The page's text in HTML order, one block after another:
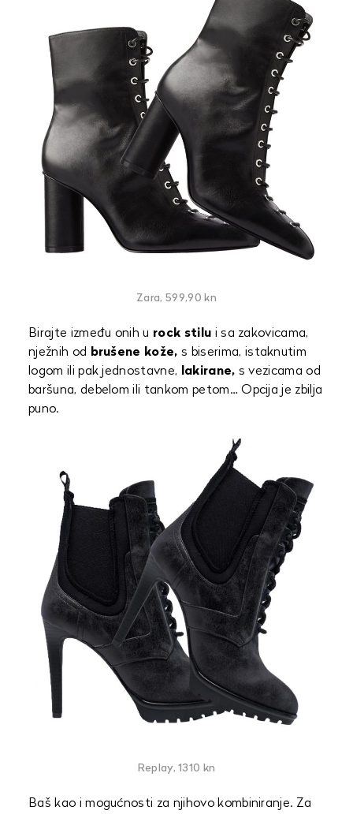
Zara, 599,90 kn
Birajte između onih u rock stilu i sa zakovicama,
nježnih od
brušene kože, s biserima, istaknutim
logom ili pak jednostavne,
lakirane, s vezicama od
baršuna, debelom ili tankom petom… Opcija je zbilja
puno.
Replay, 1310 kn
Baš kao i mogućnosti za njihovo kombiniranje. Za